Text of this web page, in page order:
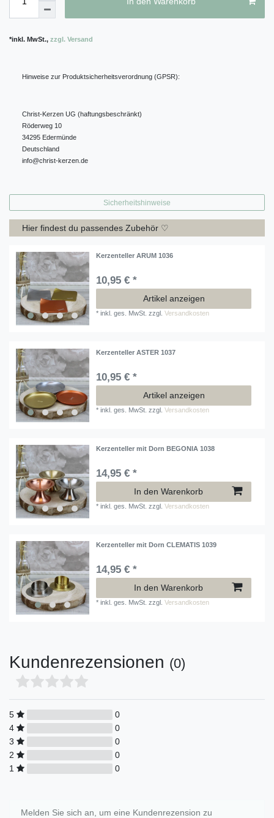
*inkl. MwSt., zzgl. Versand
Hinweise zur Produktsicherheitsverordnung (GPSR):
Christ-Kerzen UG (haftungsbeschränkt)
Röderweg 10
34295 Edermünde
Deutschland
info@christ-kerzen.de
Sicherheitshinweise
Hier findest du passendes Zubehör ♡
Kerzenteller ARUM 1036
10,95 € *
Artikel anzeigen
*inkl. ges. MwSt. zzgl.Versandkosten
Kerzenteller ASTER 1037
10,95 € *
Artikel anzeigen
*inkl. ges. MwSt. zzgl.Versandkosten
Kerzenteller mit Dorn BEGONIA 1038
14,95 € *
In den Warenkorb
*inkl. ges. MwSt. zzgl.Versandkosten
Kerzenteller mit Dorn CLEMATIS 1039
14,95 € *
In den Warenkorb
*inkl. ges. MwSt. zzgl.Versandkosten
Kundenrezensionen (0)
5
0
4
0
3
0
2
0
1
0
Melden Sie sich an, um eine Kundenrezension zu